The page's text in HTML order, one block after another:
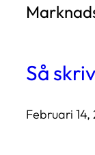
Så
Februari 14,